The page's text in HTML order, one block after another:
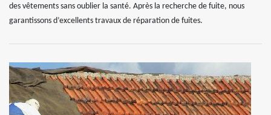
des vêtements sans oublier la santé. Après la recherche de fuite, nous
garantissons d’excellents travaux de réparation de fuites.